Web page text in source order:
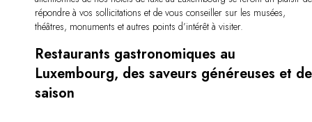
répondre à vos sollicitations et de vous conseiller sur les musées,
théâtres, monuments et autres points d’intérêt à visiter.
Restaurants gastronomiques au
Luxembourg, des saveurs généreuses et de
saison